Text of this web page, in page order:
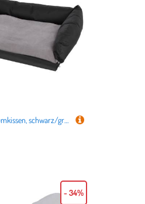
Kerbl Pet Kofferraumkissen, schwarz/grau - L 95 x B 75 cm
- 34%